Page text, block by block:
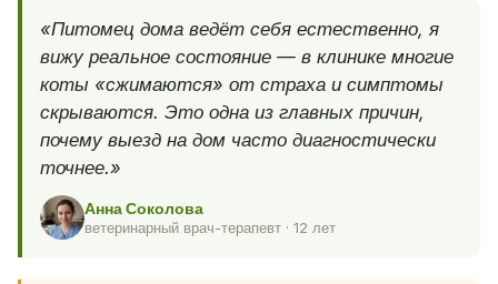
«Питомец дома ведёт себя естественно, я
вижу реальное состояние — в клинике многие
коты «сжимаются» от страха и симптомы
скрываются. Это одна из главных причин,
почему выезд на дом часто диагностически
точнее.»
Анна Соколова
ветеринарный врач-терапевт · 12 лет